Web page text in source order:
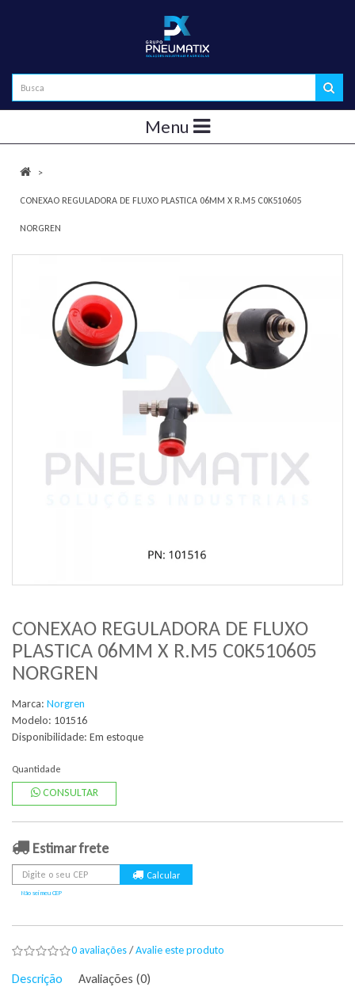
Menu
CONEXAO REGULADORA DE FLUXO PLASTICA 06MM X R.M5 C0K510605
NORGREN
CONEXAO REGULADORA DE FLUXO
PLASTICA 06MM X R.M5 C0K510605
NORGREN
Marca: Norgren
Modelo: 101516
Disponibilidade: Em estoque
Quantidade
CONSULTAR
Estimar frete
Não sei meu CEP
0 avaliações/Avalie este produto
Descrição Avaliações (0)